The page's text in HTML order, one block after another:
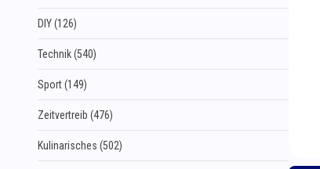
DIY (126)
Technik (540)
Sport (149)
Zeitvertreib (476)
Kulinarisches (502)